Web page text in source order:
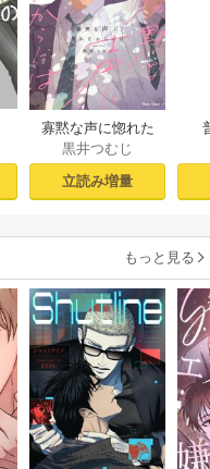
寡黙な声に惚れた
からには【おまけ
付き電子限定版】
黒井つむじ
立読み増量
もっと見る